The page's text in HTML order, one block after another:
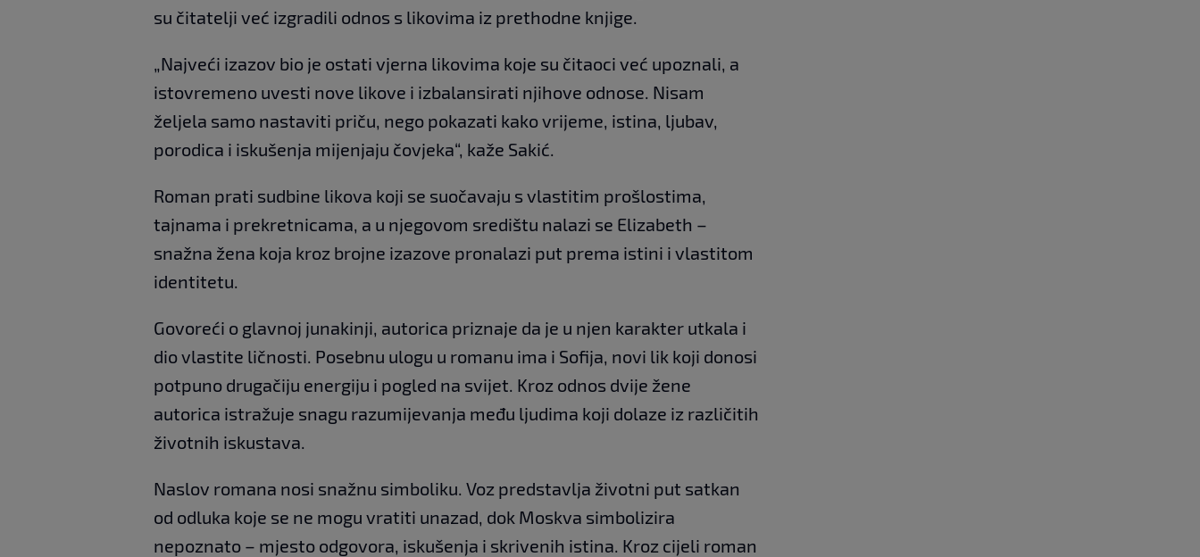
su čitatelji već izgradili odnos s likovima iz prethodne knjige.
„Najveći izazov bio je ostati vjerna likovima koje su čitaoci već upoznali, a
istovremeno uvesti nove likove i izbalansirati njihove odnose. Nisam
željela samo nastaviti priču, nego pokazati kako vrijeme, istina, ljubav,
porodica i iskušenja mijenjaju čovjeka“, kaže Sakić.
Roman prati sudbine likova koji se suočavaju s vlastitim prošlostima,
tajnama i prekretnicama, a u njegovom središtu nalazi se Elizabeth –
snažna žena koja kroz brojne izazove pronalazi put prema istini i vlastitom
identitetu.
Govoreći o glavnoj junakinji, autorica priznaje da je u njen karakter utkala i
dio vlastite ličnosti. Posebnu ulogu u romanu ima i Sofija, novi lik koji donosi
potpuno drugačiju energiju i pogled na svijet. Kroz odnos dvije žene
autorica istražuje snagu razumijevanja među ljudima koji dolaze iz različitih
životnih iskustava.
Naslov romana nosi snažnu simboliku. Voz predstavlja životni put satkan
od odluka koje se ne mogu vratiti unazad, dok Moskva simbolizira
nepoznato – mjesto odgovora, iskušenja i skrivenih istina. Kroz cijeli roman